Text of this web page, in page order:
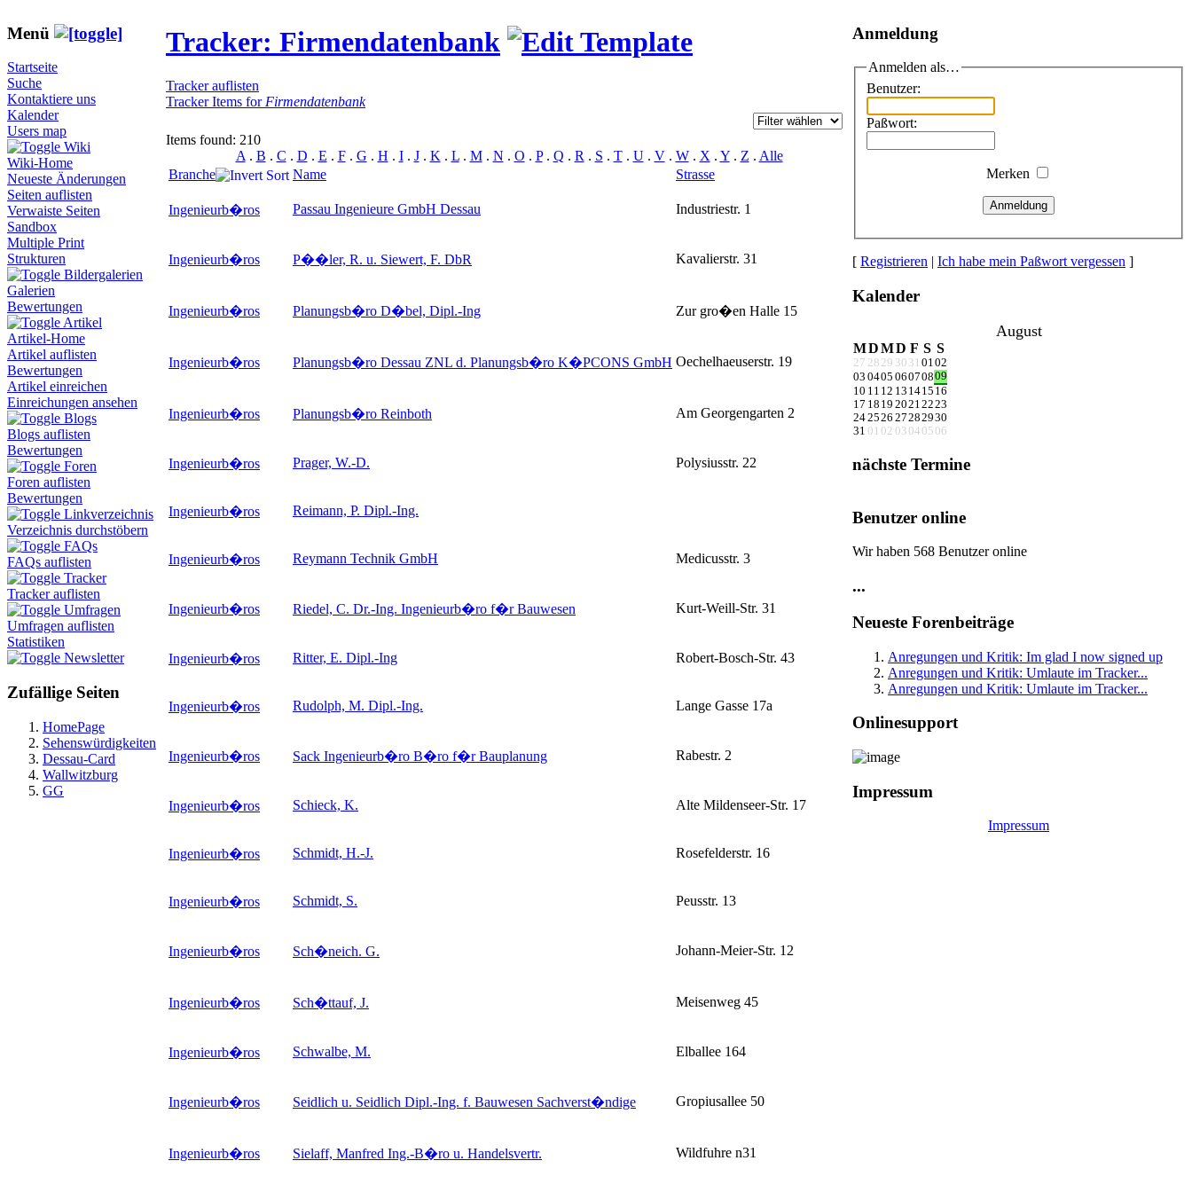
Menü
Startseite
Suche
Kontaktiere uns
Kalender
Users map
Wiki
Wiki-Home
Neueste Änderungen
Seiten auflisten
Verwaiste Seiten
Sandbox
Multiple Print
Strukturen
Bildergalerien
Galerien
Bewertungen
Artikel
Artikel-Home
Artikel auflisten
Bewertungen
Artikel einreichen
Einreichungen ansehen
Blogs
Blogs auflisten
Bewertungen
Foren
Foren auflisten
Bewertungen
Linkverzeichnis
Verzeichnis durchstöbern
FAQs
FAQs auflisten
Tracker
Tracker auflisten
Umfragen
Umfragen auflisten
Statistiken
Newsletter
Zufällige Seiten
HomePage
Sehenswürdigkeiten
Dessau-Card
Wallwitzburg
GG
Tracker: Firmendatenbank
Tracker auflisten
Tracker Items for Firmendatenbank
Items found: 210
A . B . C . D . E . F. G . H . I. J. K . L. M. N . O . P. Q . R . S . T. U. V. W. X . Y. Z . Alle
Branche
Name Strasse
Ingenieurb�ros Passau Ingenieure GmbH Dessau Industriestr. 1
Ingenieurb�ros P��ler, R. u. Siewert, F. DbR Kavalierstr. 31
Ingenieurb�ros Planungsb�ro D�bel, Dipl.-Ing Zur gro�en Halle 15
Ingenieurb�ros Planungsb�ro Dessau ZNL d. Planungsb�ro K�PCONS GmbH Oechelhaeuserstr. 19
Ingenieurb�ros Planungsb�ro Reinboth Am Georgengarten 2
Ingenieurb�ros Prager, W.-D. Polysiusstr. 22
Ingenieurb�ros Reimann, P. Dipl.-Ing.
Ingenieurb�ros Reymann Technik GmbH Medicusstr. 3
Ingenieurb�ros Riedel, C. Dr.-Ing. Ingenieurb�ro f�r Bauwesen Kurt-Weill-Str. 31
Ingenieurb�ros Ritter, E. Dipl.-Ing Robert-Bosch-Str. 43
Ingenieurb�ros Rudolph, M. Dipl.-Ing. Lange Gasse 17a
Ingenieurb�ros Sack Ingenieurb�ro B�ro f�r Bauplanung Rabestr. 2
Ingenieurb�ros Schieck, K. Alte Mildenseer-Str. 17
Ingenieurb�ros Schmidt, H.-J. Rosefelderstr. 16
Ingenieurb�ros Schmidt, S. Peusstr. 13
Ingenieurb�ros Sch�neich. G. Johann-Meier-Str. 12
Ingenieurb�ros Sch�ttauf, J. Meisenweg 45
Ingenieurb�ros Schwalbe, M. Elballee 164
Ingenieurb�ros Seidlich u. Seidlich Dipl.-Ing. f. Bauwesen Sachverst�ndige Gropiusallee 50
Ingenieurb�ros Sielaff, Manfred Ing.-B�ro u. Handelsvertr. Wildfuhre n31
Anmeldung
Anmelden als…
Benutzer:
Paßwort:
Merken
Anmeldung
[ Registrieren | Ich habe mein Paßwort vergessen ]
Kalender
August
MDMD F S S
27 28 29 30 31 0102
03 0405 06070809
10 11 12 13 1415 16
17 18 19 20212223
242526 27282930
31 01 02 03 04 05 06
nächste Termine
Benutzer online
Wir haben 568 Benutzer online
...
Neueste Forenbeiträge
Anregungen und Kritik: Im glad I now signed up
Anregungen und Kritik: Umlaute im Tracker...
Anregungen und Kritik: Umlaute im Tracker...
Onlinesupport
Impressum
Impressum